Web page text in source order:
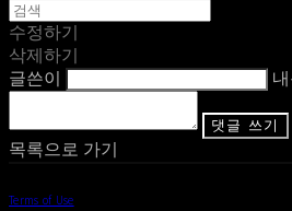
수정하기
삭제하기
글쓴이
댓글 쓰기
목록으로 가기
Terms of Use